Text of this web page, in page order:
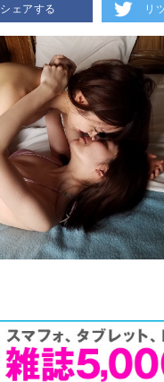
シェアする リ